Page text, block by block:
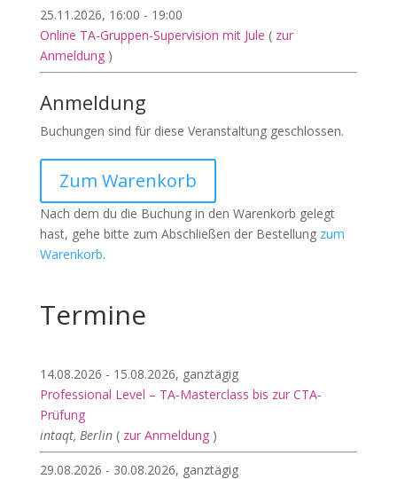
25.11.2026, 16:00 - 19:00
Online TA-Gruppen-Supervision mit Jule ( zur
Anmeldung)
Anmeldung
Buchungen sind für diese Veranstaltung geschlossen.
Zum Warenkorb
Nach dem du die Buchung in den Warenkorb gelegt
hast, gehe bitte zum Abschließen der Bestellung zum
Warenkorb.
Termine
14.08.2026 - 15.08.2026, ganztägig
Professional Level – TA-Masterclass bis zur CTA-
Prüfung
intaqt, Berlin ( zur Anmeldung)
29.08.2026 - 30.08.2026, ganztägig